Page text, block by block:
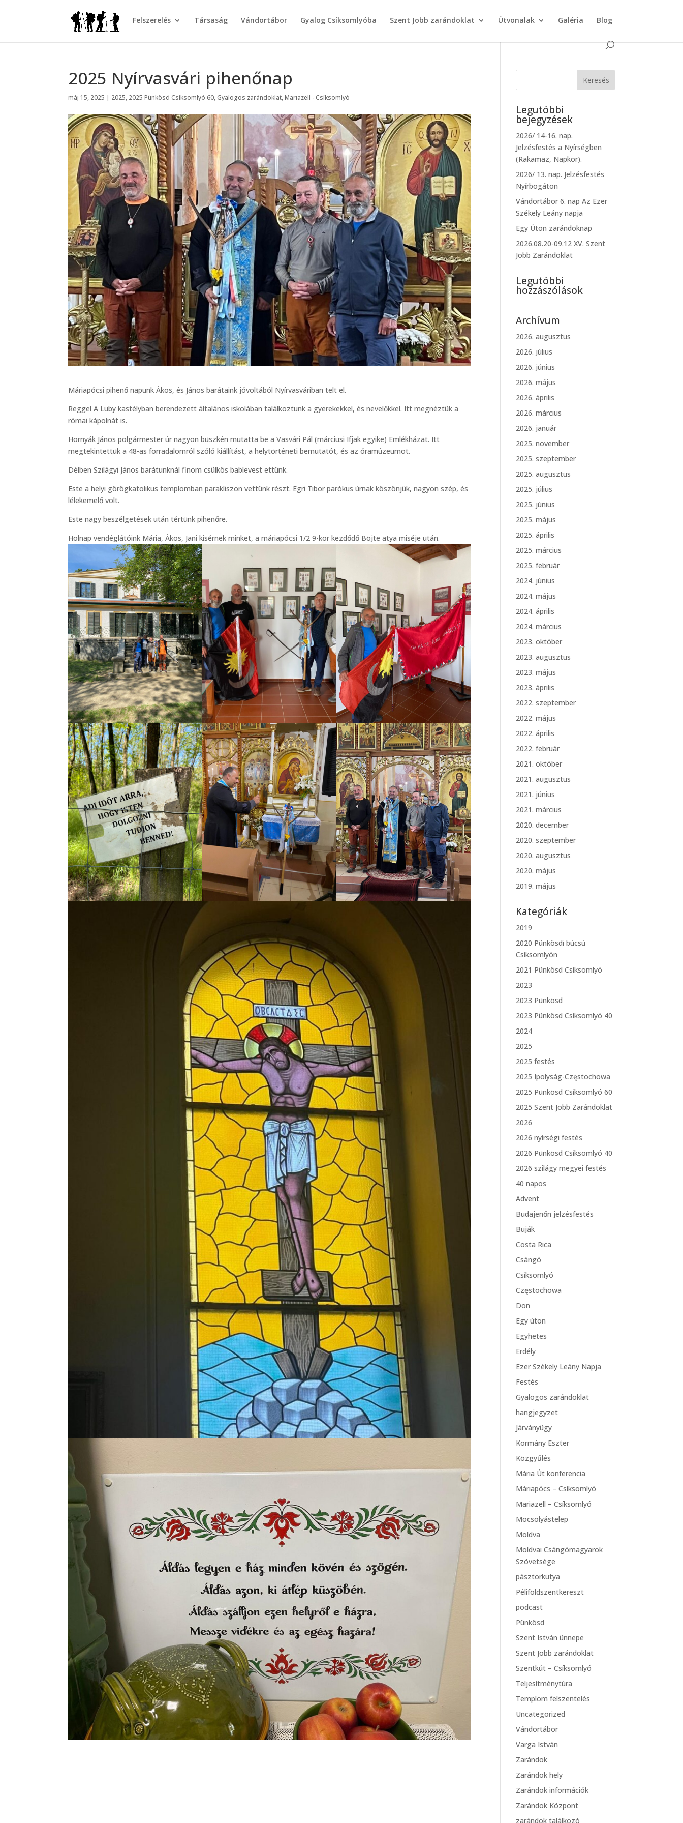
Felszerelés Társaság Vándortábor Gyalog Csíksomlyóba Szent Jobb zarándoklat Útvonalak Galéria Blog
2025 Nyírvasvári pihenőnap
máj 15, 2025 | 2025, 2025 Pünkösd Csíksomlyó 60,Gyalogos zarándoklat,Mariazell - Csíksomlyó
Máriapócsi pihenő napunk Ákos, és János barátaink jóvoltából Nyírvasváriban telt el.
Reggel A Luby kastélyban berendezett általános iskolában találkoztunk a gyerekekkel, és nevelőkkel. Itt megnéztük a
római kápolnát is.
Hornyák János polgármester úr nagyon büszkén mutatta be a Vasvári Pál (márciusi Ifjak egyike) Emlékházat. Itt
megtekintettük a 48-as forradalomról szóló kiállítást, a helytörténeti bemutatót, és az óramúzeumot.
Délben Szilágyi János barátunknál finom csülkös bablevest ettünk.
Este a helyi görögkatolikus templomban parakliszon vettünk részt. Egri Tibor parókus úrnak köszönjük, nagyon szép, és
lélekemelő volt.
Este nagy beszélgetések után tértünk pihenőre.
Holnap vendéglátóink Mária, Ákos, Jani kisérnek minket, a máriapócsi 1/2 9-kor kezdődő Böjte atya miséje után.
Legutóbbi
bejegyzések
2026/ 14-16. nap.
Jelzésfestés a Nyírségben
(Rakamaz, Napkor).
2026/ 13. nap. Jelzésfestés
Nyírbogáton
Vándortábor 6. nap Az Ezer
Székely Leány napja
Egy Úton zarándoknap
2026.08.20-09.12 XV. Szent
Jobb Zarándoklat
Legutóbbi
hozzászólások
Archívum
2026. augusztus
2026. július
2026. június
2026. május
2026. április
2026. március
2026. január
2025. november
2025. szeptember
2025. augusztus
2025. július
2025. június
2025. május
2025. április
2025. március
2025. február
2024. június
2024. május
2024. április
2024. március
2023. október
2023. augusztus
2023. május
2023. április
2022. szeptember
2022. május
2022. április
2022. február
2021. október
2021. augusztus
2021. június
2021. március
2020. december
2020. szeptember
2020. augusztus
2020. május
2019. május
Kategóriák
2019
2020 Pünkösdi búcsú
Csíksomlyón
2021 Pünkösd Csíksomlyó
2023
2023 Pünkösd
2023 Pünkösd Csíksomlyó 40
2024
2025
2025 festés
2025 Ipolyság-Częstochowa
2025 Pünkösd Csíksomlyó 60
2025 Szent Jobb Zarándoklat
2026
2026 nyírségi festés
2026 Pünkösd Csíksomlyó 40
2026 szilágy megyei festés
40 napos
Advent
Budajenőn jelzésfestés
Buják
Costa Rica
Csángó
Csíksomlyó
Częstochowa
Don
Egy úton
Egyhetes
Erdély
Ezer Székely Leány Napja
Festés
Gyalogos zarándoklat
hangjegyzet
Járványügy
Kormány Eszter
Közgyűlés
Mária Út konferencia
Máriapócs – Csíksomlyó
Mariazell – Csíksomlyó
Mocsolyástelep
Moldva
Moldvai Csángómagyarok
Szövetsége
pásztorkutya
Péliföldszentkereszt
podcast
Pünkösd
Szent István ünnepe
Szent Jobb zarándoklat
Szentkút – Csíksomlyó
Teljesítménytúra
Templom felszentelés
Uncategorized
Vándortábor
Varga István
Zarándok
Zarándok hely
Zarándok információk
Zarándok Központ
zarándok találkozó